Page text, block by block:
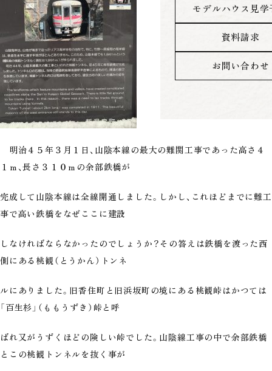
モデルハウス見学
資料請求
お問い合わせ
明治４５年３月１日、山陰本線の最大の難関工事であった高さ４
１ｍ、長さ３１０ｍの余部鉄橋が
完成して山陰本線は全線開通しました。しかし、これほどまでに難工
事で高い鉄橋をなぜここに建設
しなければならなかったのでしょうか？その答えは鉄橋を渡った西
側にある桃観（とうかん）トンネ
ルにありました。旧香住町と旧浜坂町の境にある桃観峠はかつては
「百生杉」（ももうずき）峠と呼
ばれ又がうずくほどの険しい峠でした。山陰線工事の中で余部鉄橋
とこの桃観トンネルを抜く事が